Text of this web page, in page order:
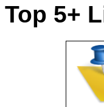
Top 5+